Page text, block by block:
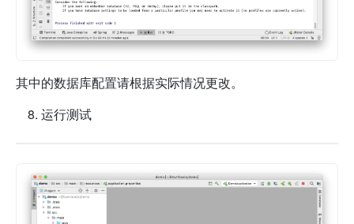
其中的数据库配置请根据实际情况更改。
运行测试